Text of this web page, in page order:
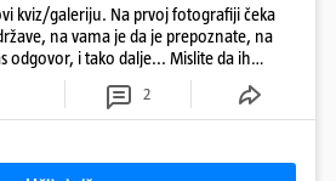
kviz/galeriju. Na prvoj fotografiji čeka
na vama je da je prepoznate, na
odgovor, i tako dalje... Mislite da ih
Neće vam biti lako... Odigrajte
na nekoliko trenutaka 'pobjegnite'
2